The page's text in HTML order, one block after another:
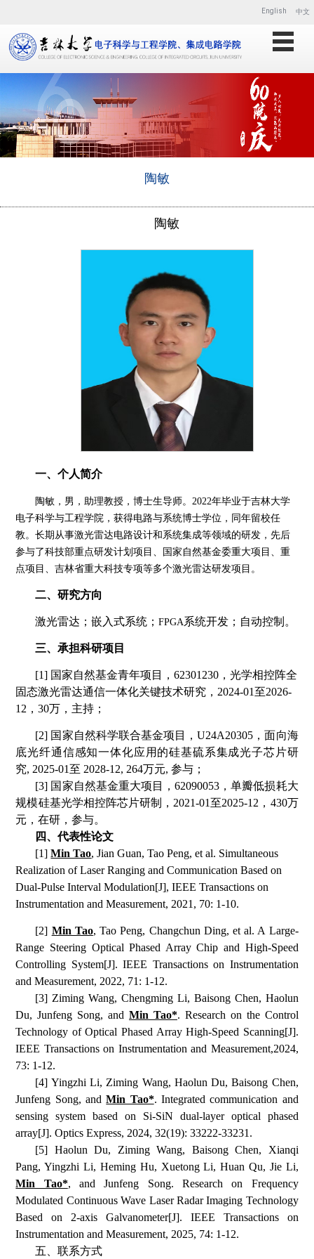
English 中文
陶敏
陶敏
一、个人简介
陶敏，男，助理教授 ，博士生导师。 2022年毕业于吉林大学
电子科学与工程学院，获得电路与系统博士学位，同年留校任
教。长期从事激光雷达电路设计和系统集成等领域的研发 ，先后
参与了科技部重点研发计划项目、国家自然基金委重大项目、重
点项目、吉林省重大科技专项等多个激光雷达研发项目。
二、研究方向
激光雷达；嵌入式系统；FPGA系统开发； 自动控制。
三、承担科研项目
[1] 国家自然基金青年项目，62301230 ，光学相控阵全
固态激光雷达通信一体化关键技术研究， 2024-01至2026-
12 ，30万，主持；
[2] 国家自然科学联合基金项目，U24A20305 ，面向海
底光纤通信感知一体化应用的硅基硫系集成光子芯片研
究, 2025-01至 2028-12, 264万元,参与；
[3] 国家自然基金重大项目，62090053 ，单瓣低损耗大
规模硅基光学相控阵芯片研制， 2021-01至2025-12 ， 430万
元，在研，参与。
四、代表性论文
[1]Min Tao, Jian Guan, Tao Peng, et al. Simultaneous
Realization of Laser Ranging and Communication Based on
Dual-Pulse Interval Modulation[J], IEEE Transactions on
Instrumentation and Measurement, 2021, 70: 1-10.
[2] Min Tao, Tao Peng, Changchun Ding, et al. A Large-
Range Steering Optical Phased Array Chip and High-Speed
Controlling System[J]. IEEE Transactions on Instrumentation
and Measurement, 2022, 71: 1-12.
[3] Ziming Wang, Chengming Li, Baisong Chen, Haolun
Du, Junfeng Song, andMin Tao*. Research on the Control
Technology of Optical Phased Array High-Speed Scanning[J].
IEEE Transactions on Instrumentation and Measurement,2024,
73: 1-12.
[4] Yingzhi Li, Ziming Wang, Haolun Du, Baisong Chen,
Junfeng Song, andMin Tao*. Integrated communication and
sensing system based on Si-SiN dual-layer optical phased
array[J]. Optics Express, 2024, 32(19): 33222-33231.
[5] Haolun Du, Ziming Wang, Baisong Chen, Xianqi
Pang, Yingzhi Li, Heming Hu, Xuetong Li, Huan Qu, Jie Li,
Min Tao*, and Junfeng Song. Research on Frequency
Modulated Continuous Wave Laser Radar Imaging Technology
Based on 2-axis Galvanometer[J]. IEEE Transactions on
Instrumentation and Measurement, 2025, 74: 1-12.
五、联系方式